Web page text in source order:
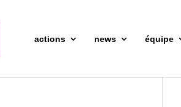
actions news équipe